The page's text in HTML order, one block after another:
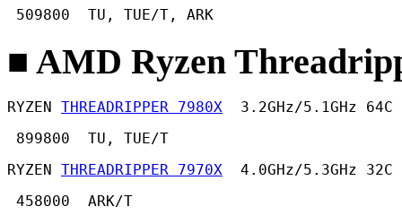
509800  TU, TUE/T, ARK
■ AMD Ryzen
RYZEN THREADRIPPER 7980X
3.2GHz/5.1GHz 64C
899800  TU, TUE/T
RYZEN THREADRIPPER 7970X
4.0GHz/5.3GHz 32C
458000  ARK/T